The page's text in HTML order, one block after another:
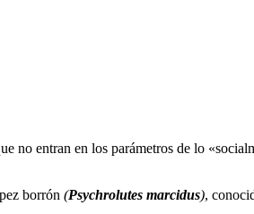
no entran en los parámetros de lo
borrón (Psychrolutes marcidus),